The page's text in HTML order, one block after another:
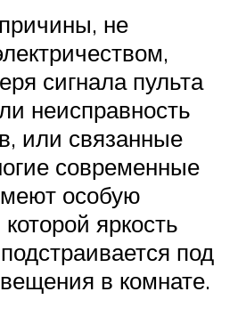
не
сигнала пульта
неисправность
или связанные
современные
особую
яркость
под
в комнате.